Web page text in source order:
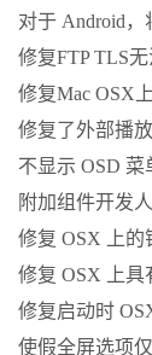
对于 Android，
修复FTP TLS
修复Mac OSX
修复了外部播
不显示 OSD
附加组件开发
修复 OSX 上的
修复 OSX 上具
修复启动时
使假全屏选项